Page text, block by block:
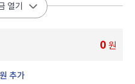
열기
0 원
추가